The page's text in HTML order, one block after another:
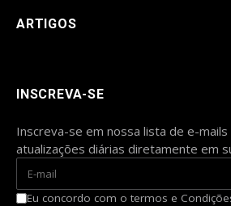
ARTIGOS
INSCREVA-SE
Inscreva-se em nossa lista de e-
atualizações diárias diretamente em
Eu concordo com o termos e